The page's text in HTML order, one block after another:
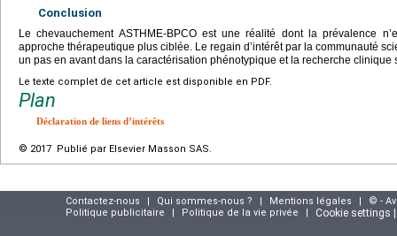
Conclusion
Le chevauchement ASTHME-BPCO est une réalité dont la prévalence
approche thérapeutique plus ciblée. Le regain d’intérêt par la communauté
un pas en avant dans la caractérisation phénotypique et la recherche clinique
Le texte complet de cet article est disponible en PDF.
Plan
Déclaration de liens d’intérêts
© 2017 Publié par Elsevier Masson SAS.
Contactez-nous Qui sommes-nous ? Mentions légales
© -
Politique publicitaire
Politique de la vie privée Cookie settings